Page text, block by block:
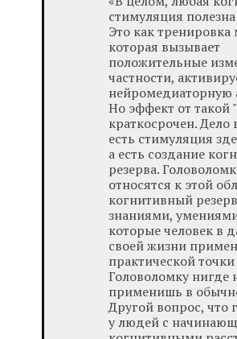
стимуляция
Это как
которая вызывает
положительные
частности,
нейромедиаторную
Но эффект от такой
краткосрочен. Дело
есть стимуляция
а есть создание
резерва.
относятся к этой
когнитивный
знаниями,
которые человек в
своей жизни
практической
Головоломку нигде
применишь в
Другой вопрос, что
у людей с